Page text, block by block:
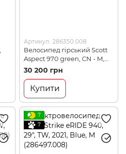
Артикул: 286350.008
Велосипед гірський Scott
Aspect 970 green, CN - M,
29" (286350.008)
30 200 грн
Купити
7
7